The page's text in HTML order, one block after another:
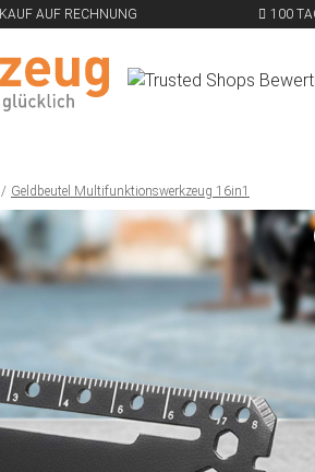
KAUF AUF RECHNUNG 100
Geldbeutel Multifunktionswerkzeug 16in1